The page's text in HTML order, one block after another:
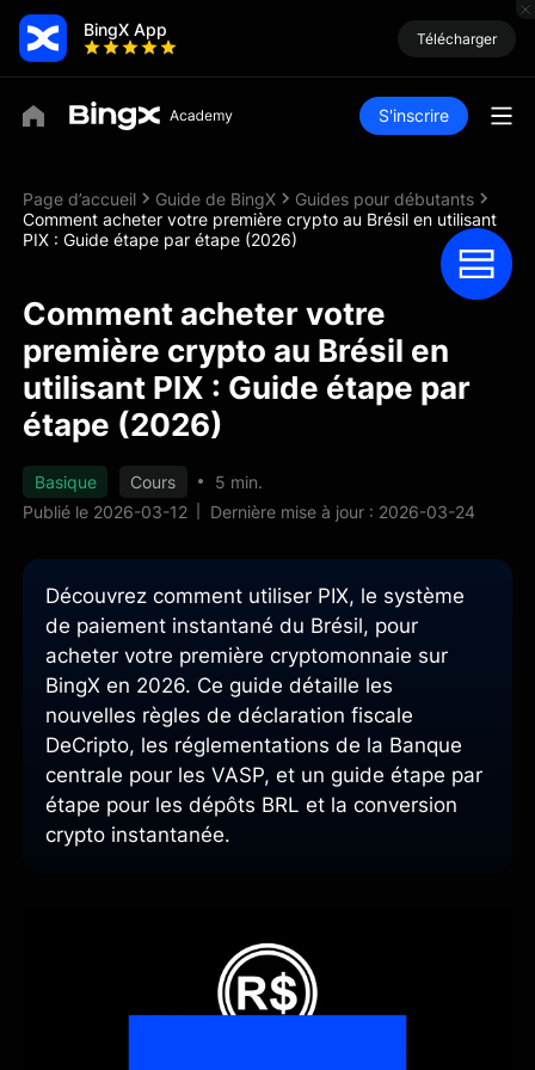
BingX App Télécharger
S'inscrire
Page d’accueil Guide de BingX
Guides pour débutants
Comment acheter votre première crypto au Brésil en utilisant
PIX : Guide étape par étape (2026)
Comment acheter votre
première crypto au Brésil en
utilisant PIX : Guide étape par
étape (2026)
Basique Cours
5 min.
Publié le 2026-03-12
Dernière mise à jour : 2026-03-24
Découvrez comment utiliser PIX, le système
de paiement instantané du Brésil, pour
acheter votre première cryptomonnaie sur
BingX en 2026. Ce guide détaille les
nouvelles règles de déclaration fiscale
DeCripto, les réglementations de la Banque
centrale pour les VASP, et un guide étape par
étape pour les dépôts BRL et la conversion
crypto instantanée.